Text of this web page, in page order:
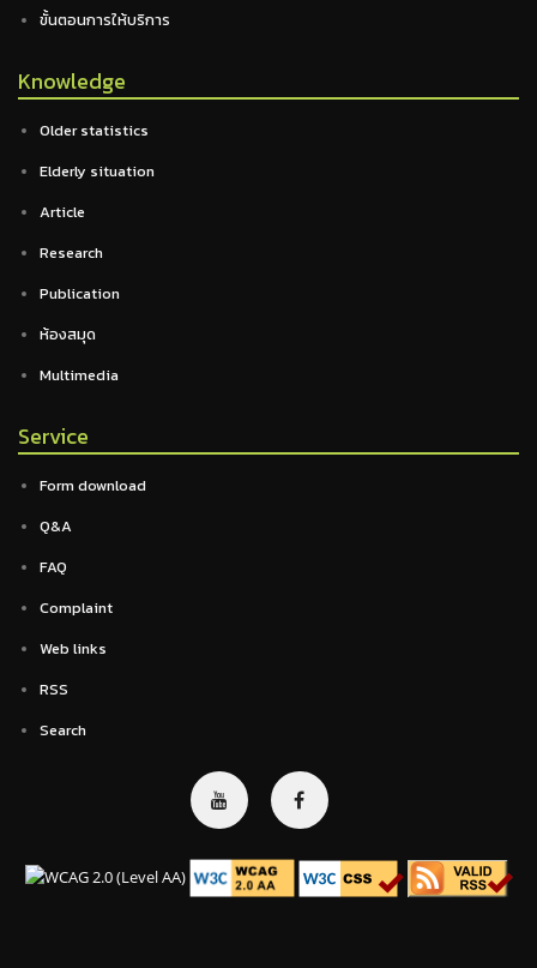
ขั้นตอนการให้บริการ
Knowledge
Older statistics
Elderly situation
Article
Research
Publication
ห้องสมุด
Multimedia
Service
Form download
Q&A
FAQ
Complaint
Web links
RSS
Search